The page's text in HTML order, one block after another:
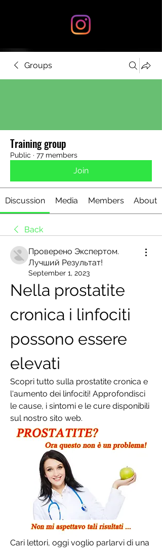
Groups
Training group
Public · 77 members
Join
Discussion Media Members About
Back
Проверено Экспертом.
Лучший Результат!
September 1, 2023
Nella prostatite
cronica i linfociti
possono essere
elevati
Scopri tutto sulla prostatite cronica e
l'aumento dei linfociti! Approfondisci
le cause, i sintomi e le cure disponibili
sul nostro sito web.
Cari lettori, oggi voglio parlarvi di una